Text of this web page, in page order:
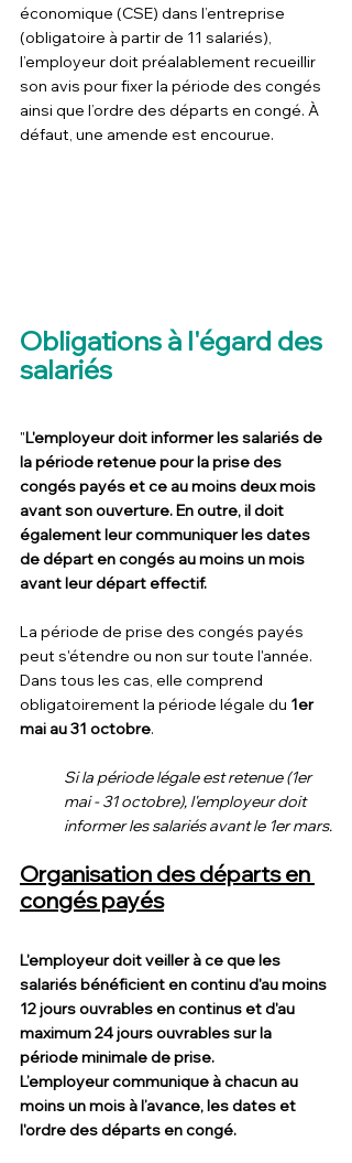
économique (CSE) dans l’entreprise
(obligatoire à partir de 11 salariés),
l’employeur doit préalablement recueillir
son avis pour fixer la période des congés
ainsi que l’ordre des départs en congé. À
défaut, une amende est encourue.
Obligations à l'égard des
salariés
"L'employeur doit informer les salariés de
la période retenue pour la prise des
congés payés et ce au moins deux mois
avant son ouverture. En outre, il doit
également leur communiquer les dates
de départ en congés au moins un mois
avant leur départ effectif.
La période de prise des congés payés
peut s'étendre ou non sur toute l'année.
Dans tous les cas, elle comprend
obligatoirement la période légale du 1er
mai au 31 octobre.
Si la période légale est retenue (1er
mai - 31 octobre), l'employeur doit
informer les salariés avant le 1er mars.
Organisation des départs en
congés payés
L'employeur doit veiller à ce que les
salariés bénéficient en continu d'au moins
12 jours ouvrables en continus et d'au
maximum 24 jours ouvrables sur la
période minimale de prise.
L’employeur communique à chacun au
moins un mois à l’avance, les dates et
l'ordre des départs en congé.